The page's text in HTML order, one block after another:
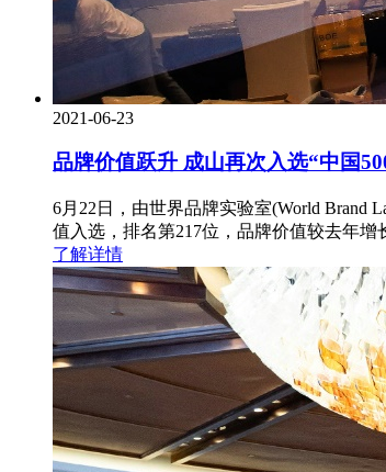
2021-06-23
品牌价值跃升 成山再次入选“中国
6月22日，由世界品牌实验室(World Brand
值入选，排名第217位，品牌价值较去年增
了解详情